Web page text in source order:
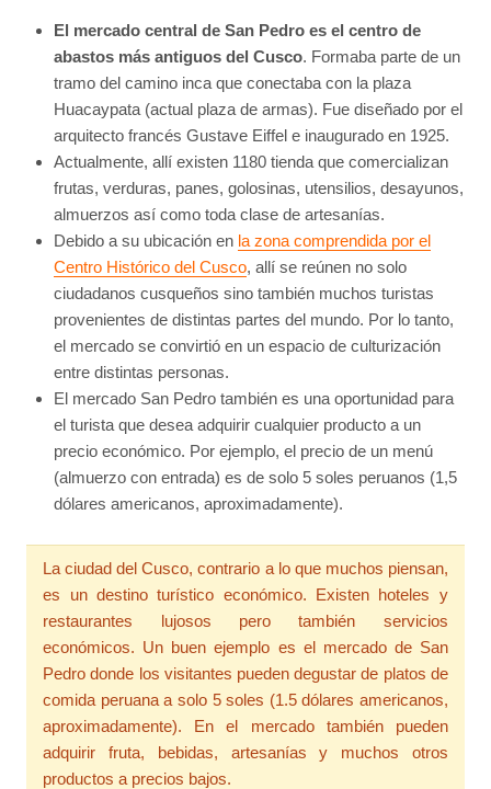
El mercado central de San Pedro es el centro de
abastos más antiguos del Cusco. Formaba parte de un
tramo del camino inca que conectaba con la plaza
Huacaypata (actual plaza de armas). Fue diseñado por el
arquitecto francés Gustave Eiffel e inaugurado en 1925.
Actualmente, allí existen 1180 tienda que comercializan
frutas, verduras, panes, golosinas, utensilios, desayunos,
almuerzos así como toda clase de artesanías.
Debido a su ubicación en la zona comprendida por el
Centro Histórico del Cusco, allí se reúnen no solo
ciudadanos cusqueños sino también muchos turistas
provenientes de distintas partes del mundo. Por lo tanto,
el mercado se convirtió en un espacio de culturización
entre distintas personas.
El mercado San Pedro también es una oportunidad para
el turista que desea adquirir cualquier producto a un
precio económico. Por ejemplo, el precio de un menú
(almuerzo con entrada) es de solo 5 soles peruanos (1,5
dólares americanos, aproximadamente).
La ciudad del Cusco, contrario a lo que muchos piensan,
es un destino turístico económico. Existen hoteles y
restaurantes lujosos pero también servicios
económicos. Un buen ejemplo es el mercado de San
Pedro donde los visitantes pueden degustar de platos de
comida peruana a solo 5 soles (1.5 dólares americanos,
aproximadamente). En el mercado también pueden
adquirir fruta, bebidas, artesanías y muchos otros
productos a precios bajos.